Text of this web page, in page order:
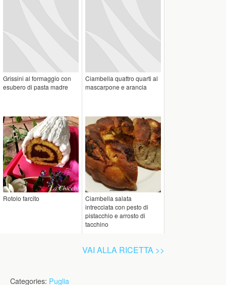
Grissini al formaggio con
esubero di pasta madre
Ciambella quattro quarti al
mascarpone e arancia
Rotolo farcito
Ciambella salata
intrecciata con pesto di
pistacchio e arrosto di
tacchino
VAI ALLA RICETTA >>
Categories: Puglia